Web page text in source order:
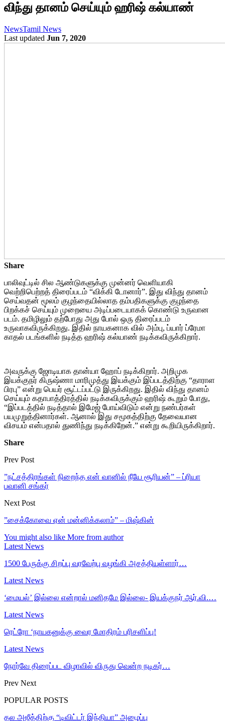
விந்து தானம் செய்யும் ஹரிஷ் கல்யாண்
NewsTamil News
Last updated Jun 7, 2020
Share
பாலிவுட்டில் சில ஆண்டுகளுக்கு முன்னர் வெளியாகி
வெற்றிபெற்றத் திரைப்படம் “விக்கி டோனார்”. இது விந்து தானம்
செய்வதன் மூலம் குழந்தையில்லாத தம்பதிகளுக்கு குழந்தை
பிறக்கச் செய்யும் முறையை அடிப்படையாகக் கொண்டு உருவான
படம். தமிழிலும் தற்போது அது போல் ஒரு திரைப்படம்
உருவாகவிருக்கிறது. இதில் நாயகனாக வில் அம்பு, ப்யார் ப்ரேமா
காதல் படங்களில் நடித்த ஹரிஷ் கல்யாண் நடிக்கவிருக்கிறார்.
அவருக்கு ஜோடியாக தான்யா ஹோப் நடிக்கிறார். அறிமுக
இயக்குநர் கிருஷ்ணா மாரிமுத்து இயக்கும் இப்படத்திற்கு “தாராள
பிரபு” என்று பெயர் சூட்டப்பட்டு இருக்கிறது. இதில் விந்து தானம்
செய்யும் கதாபாத்திரத்தில் நடிக்கவிருக்கும் ஹரிஷ் கூறும் போது,
“இப்படத்தில் நடித்தால் இமேஜ் போய்விடும் என்று நண்பர்கள்
பயமுறுத்தினார்கள். ஆனால் இது சமூகத்திற்கு தேவையான
விசயம் என்பதால் துணிந்து நடிக்கிறேன்.” என்று கூறியிருக்கிறார்.
Share
Prev Post
”நட்சத்திரங்கள் நிறைந்த என் வானில் நீயே சூரியன்” – ப்ரியா
பவானி சங்கர்
Next Post
”சைக்கோவை ஏன் மன்னிக்கலாம்” – மிஷ்கின்
You might also like More from author
Latest News
1500 பேருக்கு சிறப்பு வரவேற்பு வழங்கி அசத்தியுள்ளார்…
Latest News
‘மையல்’ இல்லை என்றால் மனிதமே இல்லை- இயக்குநர் ஆர்.வி.…
Latest News
ரெட்ரோ ‘நாயகனுக்கு வைர மோதிரம் பரிசளிப்பு!
Latest News
நோர்வே திரைப்பட விழாவில் விருது வென்ற நடிகர்…
Prev Next
POPULAR POSTS
தல அஜீத்திற்கு “டிவிட்டர் இந்தியா” அழைப்பு